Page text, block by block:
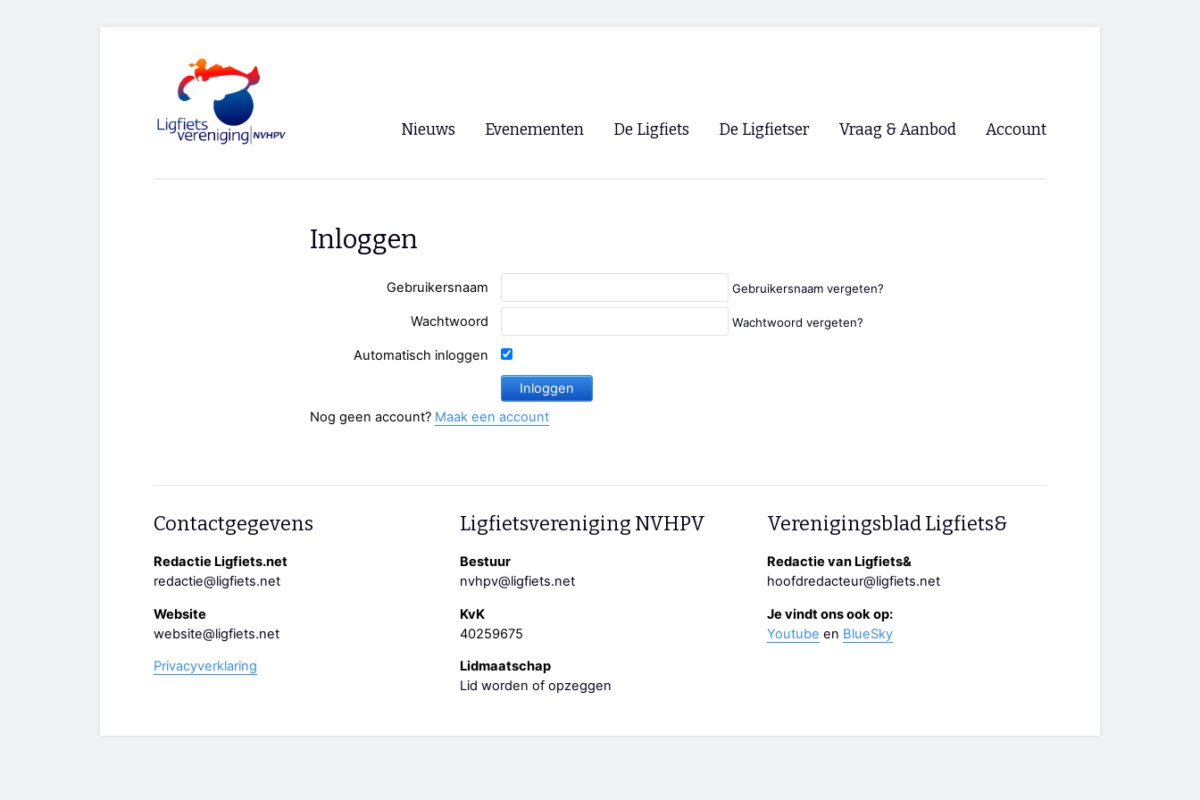
Nieuws Evenementen
Paastreffen
Oliebollentocht
De Ligfiets De Ligfietser
Lokale Fietsverenigingen
Vraag & Aanbod Account
Inloggen
Gebruikersnaam Gebruikersnaam vergeten?
Wachtwoord Wachtwoord vergeten?
Automatisch inloggen
Nog geen account? Maak een account
Contactgegevens
Redactie Ligfiets.net
redactie@ligfiets.net
Website
website@ligfiets.net
Privacyverklaring
Ligfietsvereniging NVHPV
Bestuur
nvhpv@ligfiets.net
KvK
40259675
Lidmaatschap
Lid worden of opzeggen
Verenigingsblad Ligfiets&
Redactie van Ligfiets&
hoofdredacteur@ligfiets.net
Je vindt ons ook op:
Youtube en BlueSky